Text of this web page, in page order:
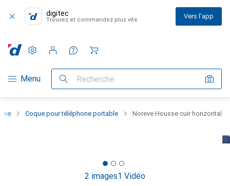
digitec
Trouvez et commandez plus vite Vers l'app
Navigation par catégorie
Menu Recherche
Paramètres
Compte client
Listes de comparaison
Listes d'envies
Panier
Coque pour téléphone portable Noreve Housse cuir horizontal
2 images1 Vidéo